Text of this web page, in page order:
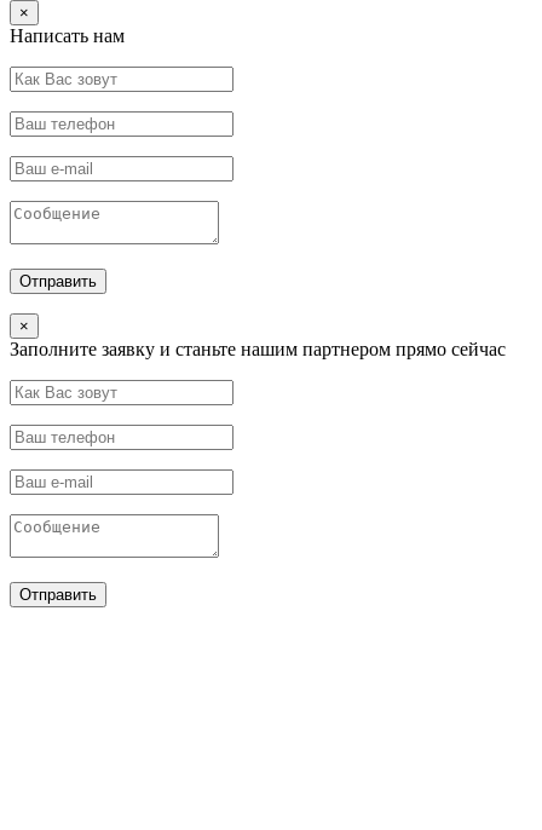
×
Написать нам
×
Заполните заявку и станьте нашим партнером прямо сейчас